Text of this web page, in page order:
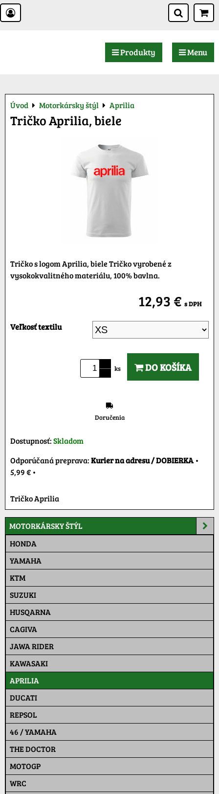
Produkty Menu
Úvod Motorkársky štýl Aprilia
Tričko Aprilia, biele
Tričko s logom Aprilia, biele Tričko vyrobené z
vysokokvalitného materiálu, 100% bavlna.
12,93 € s DPH
Veľkosť textilu
ks DO KOŠÍKA
Doručenia
Dostupnosť:Skladom
Kurier na adresu / DOBIERKA•
5,99 € •
Tričko Aprilia
MOTORKÁRSKY ŠTÝL
HONDA
YAMAHA
KTM
SUZUKI
HUSQARNA
CAGIVA
JAWA RIDER
KAWASAKI
APRILIA
DUCATI
REPSOL
46 / YAMAHA
THE DOCTOR
MOTOGP
WRC